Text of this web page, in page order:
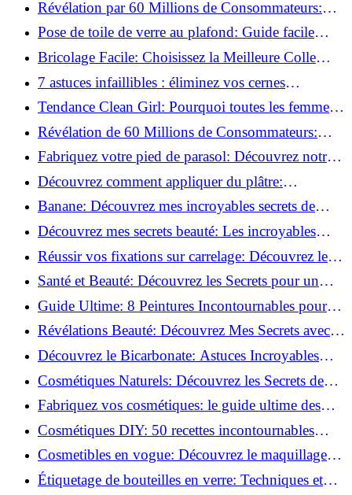
Révélation par 60 Millions de Consommateurs:
Découvrez le sérum anti-rides numéro un!
Pose de toile de verre au plafond: Guide facile
pour débutants!
Bricolage Facile: Choisissez la Meilleure Colle
pour Chaque Matériau!
7 astuces infaillibles : éliminez vos cernes
rapidement !
Tendance Clean Girl: Pourquoi toutes les femmes
l'adoptent?
Révélation de 60 Millions de Consommateurs:
Découvrez le meilleur fond de teint pour votre
peau!
Fabriquez votre pied de parasol: Découvrez notre
tutoriel facile !
Découvrez comment appliquer du plâtre:
Techniques pour un mur intérieur parfait!
Banane: Découvrez mes incroyables secrets de
beauté!
Découvrez mes secrets beauté: Les incroyables
vertus du curcuma!
Réussir vos fixations sur carrelage: Découvrez les
astuces infaillibles !
Santé et Beauté: Découvrez les Secrets pour un
Bien-être Optimal!
Guide Ultime: 8 Peintures Incontournables pour
Bois Extérieurs!
Révélations Beauté: Découvrez Mes Secrets avec le
Thé Vert Matcha!
Découvrez le Bicarbonate: Astuces Incroyables
pour Votre Quotidien!
Cosmétiques Naturels: Découvrez les Secrets de
Beauté Éco-responsables!
Fabriquez vos cosmétiques: le guide ultime des
produits de beauté maison!
Cosmétiques DIY: 50 recettes incontournables
pour sublimer votre beauté naturelle!
Cosmetibles en vogue: Découvrez le maquillage
100% comestible!
Étiquetage de bouteilles en verre: Techniques et